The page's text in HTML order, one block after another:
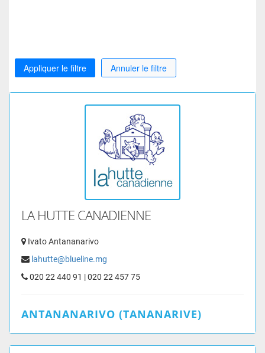
Appliquer le filtre Annuler le filtre
LA HUTTE CANADIENNE
Ivato Antananarivo
lahutte@blueline.mg
020 22 440 91 | 020 22 457 75
ANTANANARIVO (TANANARIVE)